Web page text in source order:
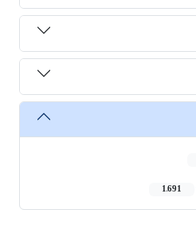
1,691